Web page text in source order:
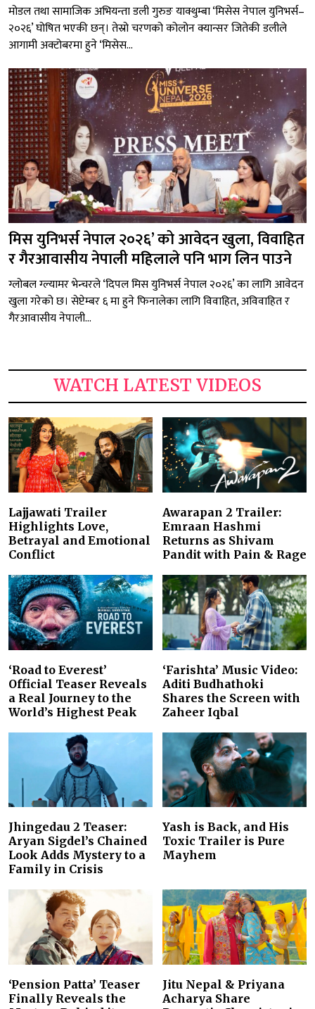
मोडल तथा सामाजिक अभियन्ता डली गुरुङ याक्थुम्बा ‘मिसेस नेपाल युनिभर्स–
२०२६’ घोषित भएकी छन्। तेस्रो चरणको कोलोन क्यान्सर जितेकी डलीले
आगामी अक्टोबरमा हुने ‘मिसेस...
मिस युनिभर्स नेपाल २०२६’ को आवेदन खुला, विवाहित
र गैरआवासीय नेपाली महिलाले पनि भाग लिन पाउने
ग्लोबल ग्ल्यामर भेन्चरले ‘दिपल मिस युनिभर्स नेपाल २०२६’ का लागि आवेदन
खुला गरेको छ। सेप्टेम्बर ६ मा हुने फिनालेका लागि विवाहित, अविवाहित र
गैरआवासीय नेपाली...
WATCH LATEST VIDEOS
Lajjawati Trailer
Highlights Love,
Betrayal and Emotional
Conflict
Awarapan 2 Trailer:
Emraan Hashmi
Returns as Shivam
Pandit with Pain & Rage
‘Road to Everest’
Official Teaser Reveals
a Real Journey to the
World’s Highest Peak
‘Farishta’ Music Video:
Aditi Budhathoki
Shares the Screen with
Zaheer Iqbal
Jhingedau 2 Teaser:
Aryan Sigdel’s Chained
Look Adds Mystery to a
Family in Crisis
Yash is Back, and His
Toxic Trailer is Pure
Mayhem
‘Pension Patta’ Teaser
Finally Reveals the
Jitu Nepal & Priyana
Acharya Share